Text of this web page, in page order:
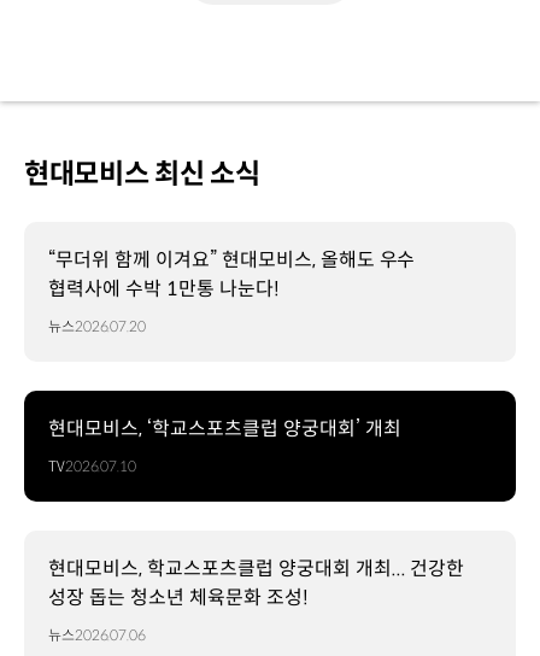
현대모비스 최신 소식
“무더위 함께 이겨요” 현대모비스, 올해도 우수
협력사에 수박 1만통 나눈다!
뉴스2026.07.20
현대모비스, ‘학교스포츠클럽 양궁대회’ 개최
TV2026.07.10
현대모비스, 학교스포츠클럽 양궁대회 개최... 건강한
성장 돕는 청소년 체육문화 조성!
뉴스2026.07.06